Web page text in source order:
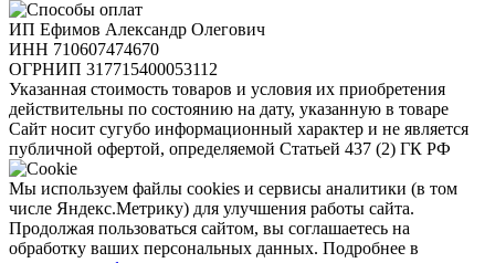
ИП Ефимов Александр Олегович
ИНН 710607474670
ОГРНИП 317715400053112
Указанная стоимость товаров и условия их приобретения
действительны по состоянию на дату, указанную в товаре
Сайт носит сугубо информационный характер и не является
публичной офертой, определяемой Статьей 437 (2) ГК РФ
Мы используем файлы cookies и сервисы аналитики (в том
числе Яндекс.Метрику) для улучшения работы сайта.
Продолжая пользоваться сайтом, вы соглашаетесь на
обработку ваших персональных данных. Подробнее в